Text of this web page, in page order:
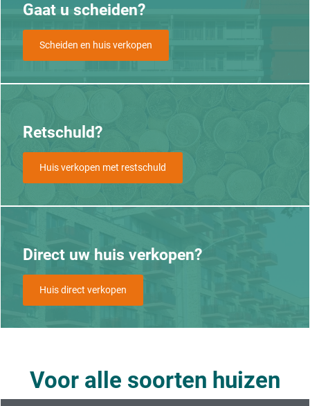
Gaat u scheiden?
Scheiden en huis verkopen
Retschuld?
Huis verkopen met restschuld
Direct uw huis verkopen?
Huis direct verkopen
Voor alle soorten huizen